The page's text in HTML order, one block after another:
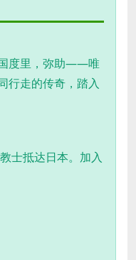
度里，弥助——唯
走的传奇，踏入
士抵达日本。加入